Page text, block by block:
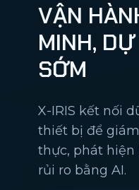
VẬN
MINH,
SỚM
X-IRIS kết nối
thiết bị để
thực, phát hiện
rủi ro bằng AI.